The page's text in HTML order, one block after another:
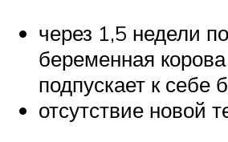
через 1,5 недели
беременная
подпускает к себе
отсутствие новой